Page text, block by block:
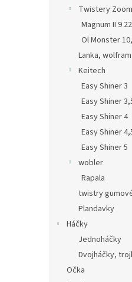
Twistery Zoom
Magnum II 9
Ol Monster
Lanka, wolfram
Keitech
Easy Shiner 3
Easy Shiner
Easy Shiner 4
Easy Shiner
Easy Shiner 5
wobler
Rapala
twistry
Plandavky
Háčky
Jednoháčky
Dvojháčky,
Očka